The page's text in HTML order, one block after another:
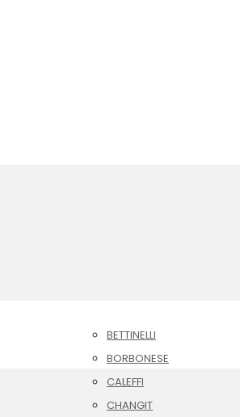
BETTINELLI
BORBONESE
CALEFFI
CHANGIT